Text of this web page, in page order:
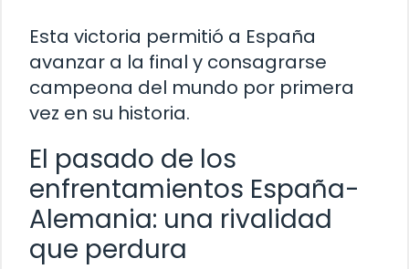
Esta victoria permitió a España
avanzar a la final y consagrarse
campeona del mundo por primera
vez en su historia.
El pasado de los
enfrentamientos España-
Alemania: una rivalidad
que perdura